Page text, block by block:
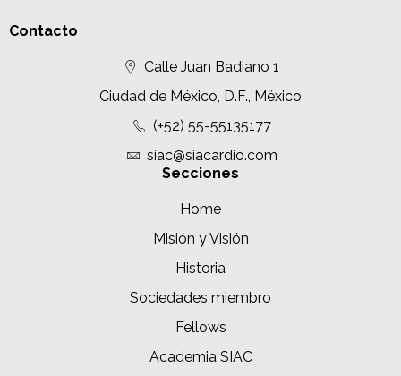
Contacto
Calle Juan Badiano 1
Ciudad de México, D.F., México
(+52) 55-55135177
siac@siacardio.com
Secciones
Home
Misión y Visión
Historia
Sociedades miembro
Fellows
Academia SIAC